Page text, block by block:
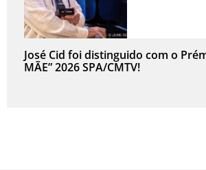
José Cid foi distinguido com o
MÃE” 2026 SPA/CMTV!